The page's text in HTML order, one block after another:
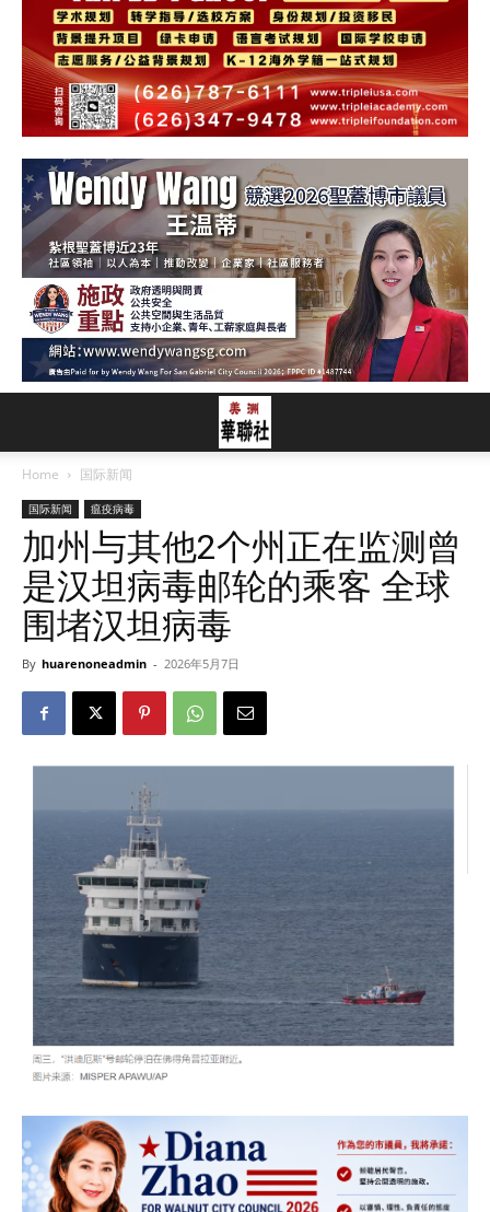
Home 国际新闻
国际新闻 瘟疫病毒
加州与其他2个州正在监测曾
是汉坦病毒邮轮的乘客 全球
围堵汉坦病毒
By huarenoneadmin - 2026年5月7日